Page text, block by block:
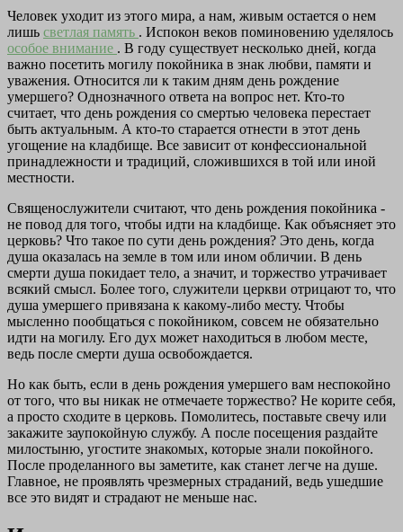
Человек уходит из этого мира, а нам, живым остается о нем
лишь светлая память . Испокон веков поминовению уделялось
особое внимание . В году существует несколько дней, когда
важно посетить могилу покойника в знак любви, памяти и
уважения. Относится ли к таким дням день рождение
умершего? Однозначного ответа на вопрос нет. Кто-то
считает, что день рождения со смертью человека перестает
быть актуальным. А кто-то старается отнести в этот день
угощение на кладбище. Все зависит от конфессиональной
принадлежности и традиций, сложившихся в той или иной
местности.
Священослужители считают, что день рождения покойника -
не повод для того, чтобы идти на кладбище. Как объясняет это
церковь? Что такое по сути день рождения? Это день, когда
душа оказалась на земле в том или ином обличии. В день
смерти душа покидает тело, а значит, и торжество утрачивает
всякий смысл. Более того, служители церкви отрицают то, что
душа умершего привязана к какому-либо месту. Чтобы
мысленно пообщаться с покойником, совсем не обязательно
идти на могилу. Его дух может находиться в любом месте,
ведь после смерти душа освобождается.
Но как быть, если в день рождения умершего вам неспокойно
от того, что вы никак не отмечаете торжество? Не корите себя,
а просто сходите в церковь. Помолитесь, поставьте свечу или
закажите заупокойную службу. А после посещения раздайте
милостыню, угостите знакомых, которые знали покойного.
После проделанного вы заметите, как станет легче на душе.
Главное, не проявлять чрезмерных страданий, ведь ушедшие
все это видят и страдают не меньше нас.